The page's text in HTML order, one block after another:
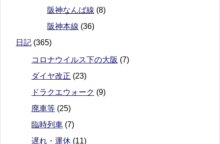
阪神なんば線 (8)
阪神本線 (36)
日記 (365)
コロナウイルス下の大阪 (7)
ダイヤ改正 (23)
ドラクエウォーク (9)
廃車等 (25)
臨時列車 (7)
遅れ・運休 (11)